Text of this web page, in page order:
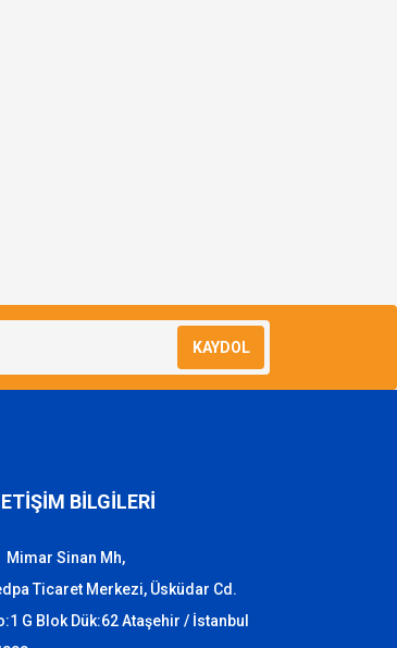
KAYDOL
BİLGİLERİ
Mimar Sinan Mh,
Ticaret Merkezi, Üsküdar Cd.
G Blok Dük:62 Ataşehir / İstanbul